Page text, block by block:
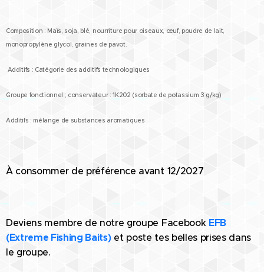
Composition : Maïs, soja, blé, nourriture pour oiseaux, œuf, poudre de lait,
monopropylène glycol, graines de pavot.
Additifs : Catégorie des additifs technologiques
Groupe fonctionnel ; conservateur : 1K202 (sorbate de potassium 3 g/kg)
Additifs : mélange de substances aromatiques
À consommer de préférence avant 12/2027
Deviens membre de notre groupe Facebook EFB
(Extreme Fishing Baits) et poste tes belles prises dans
le groupe.